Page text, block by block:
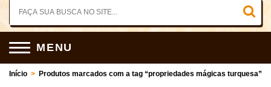
MENU
Início > Produtos marcados com a tag “propriedades mágicas turquesa”